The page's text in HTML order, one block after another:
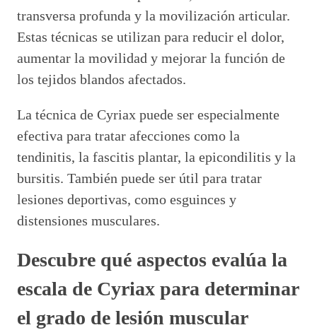
transversa profunda y la movilización articular.
Estas técnicas se utilizan para reducir el dolor,
aumentar la movilidad y mejorar la función de
los tejidos blandos afectados.
La técnica de Cyriax puede ser especialmente
efectiva para tratar afecciones como la
tendinitis, la fascitis plantar, la epicondilitis y la
bursitis. También puede ser útil para tratar
lesiones deportivas, como esguinces y
distensiones musculares.
Descubre qué aspectos evalúa la
escala de Cyriax para determinar
el grado de lesión muscular